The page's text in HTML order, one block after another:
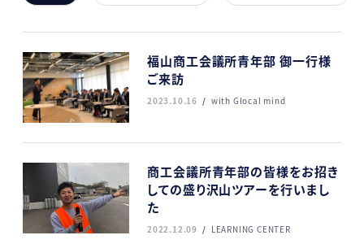
福山商工会議所青年部 御一行様
ご来訪
2023.10.16 with Glocal mind
商工会議所青年部の皆様をお招き
しての盛り沢山ツアーを行いまし
た
2022.12.09 LEARNING CENTER